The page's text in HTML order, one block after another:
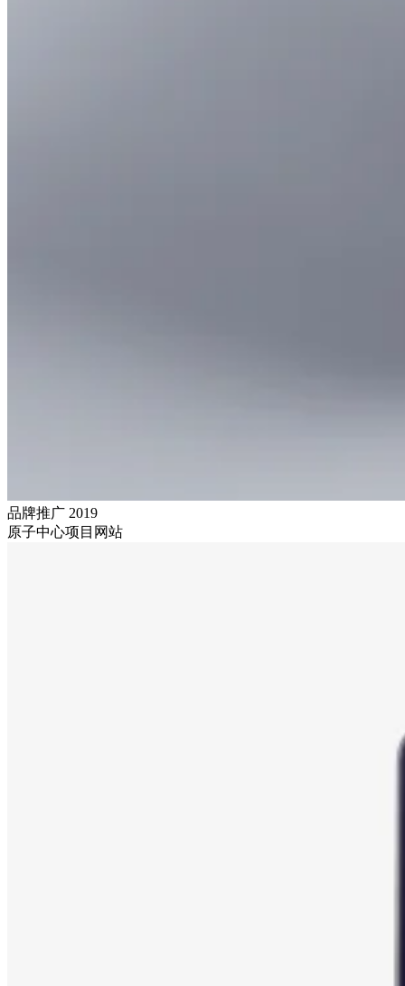
品牌推广 2019
原子中心项目网站